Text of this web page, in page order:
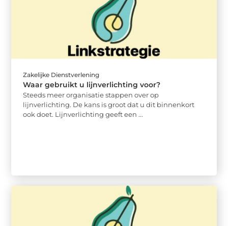
Zakelijke Dienstverlening
Waar gebruikt u lijnverlichting voor?
Steeds meer organisatie stappen over op
lijnverlichting. De kans is groot dat u dit binnenkort
ook doet. Lijnverlichting geeft een ...